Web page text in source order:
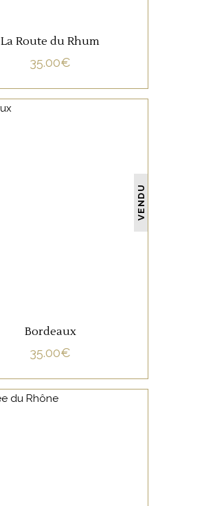
La Route du Rhum
35.00€
VENDU
Bordeaux
35.00€